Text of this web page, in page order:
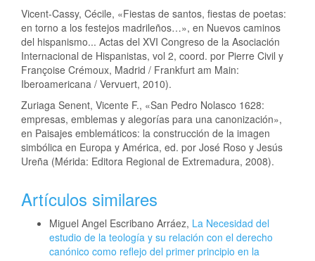
Vicent-Cassy, Cécile, «Fiestas de santos, fiestas de poetas:
en torno a los festejos madrileños…», en Nuevos caminos
del hispanismo... Actas del XVI Congreso de la Asociación
Internacional de Hispanistas, vol 2, coord. por Pierre Civil y
Françoise Crémoux, Madrid / Frankfurt am Main:
Iberoamericana / Vervuert, 2010).
Zuriaga Senent, Vicente F., «San Pedro Nolasco 1628:
empresas, emblemas y alegorías para una canonización»,
en Paisajes emblemáticos: la construcción de la imagen
simbólica en Europa y América, ed. por José Roso y Jesús
Ureña (Mérida: Editora Regional de Extremadura, 2008).
Artículos similares
Miguel Angel Escribano Arráez, La Necesidad del
estudio de la teología y su relación con el derecho
canónico como reflejo del primer principio en la